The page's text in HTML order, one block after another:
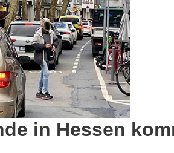
in Hessen